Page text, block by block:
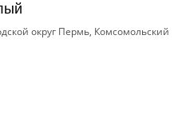
округ Пермь, Комсомольский